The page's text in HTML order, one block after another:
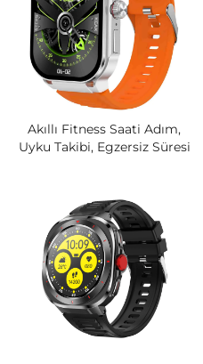
Akıllı Fitness Saati Adım,
Uyku Takibi, Egzersiz Süresi
Sağlık Takibi